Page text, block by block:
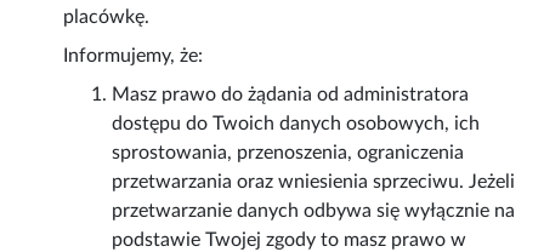
placówkę.
Informujemy, że:
Masz prawo do żądania od administratora
dostępu do Twoich danych osobowych, ich
sprostowania, przenoszenia, ograniczenia
przetwarzania oraz wniesienia sprzeciwu. Jeżeli
przetwarzanie danych odbywa się wyłącznie na
podstawie Twojej zgody to masz prawo w